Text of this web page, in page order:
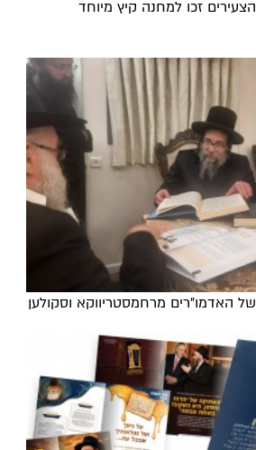
זכו למחנה קיץ מיוחד
האדמו"רים מרחמסטריווקא וסקולען